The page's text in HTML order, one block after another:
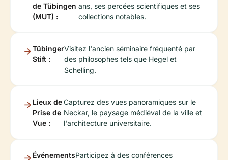
de Tübingen
(MUT) :
ans, ses percées scientifiques et ses
collections notables.
Tübinger
Stift :
Visitez l'ancien séminaire fréquenté par
des philosophes tels que Hegel et
Schelling.
Lieux de
Prise de
Vue :
Capturez des vues panoramiques sur le
Neckar, le paysage médiéval de la ville et
l'architecture universitaire.
ÉvénementsParticipez à des conférences